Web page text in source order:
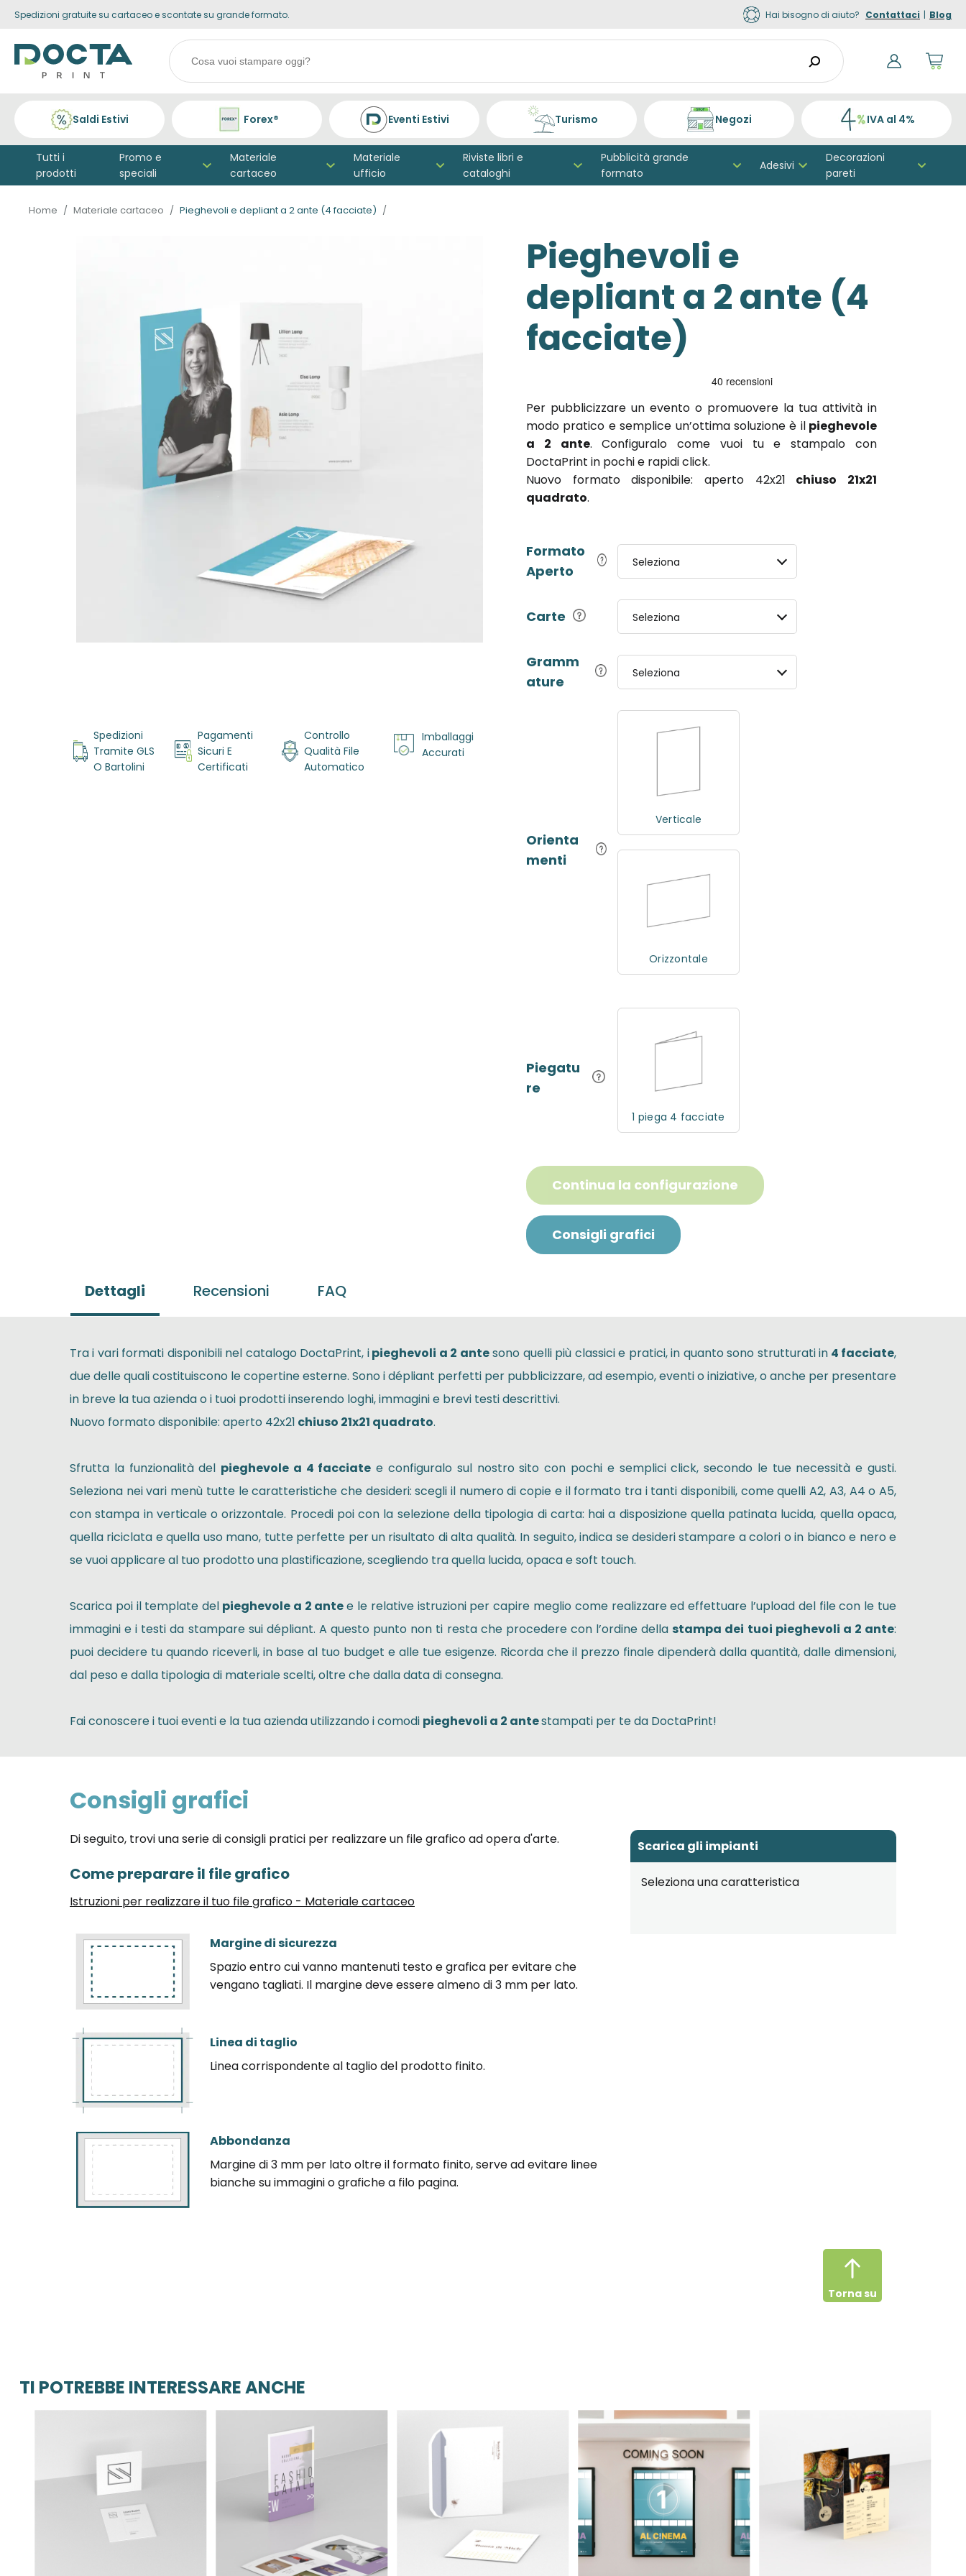
Skip to
Spedizioni gratuite su cartaceo e scontate su grande formato. Hai bisogno di aiuto? Contattaci | Blog
Search
products
in
cart
Saldi Estivi Forex® Eventi Estivi Turismo Negozi IVA al 4%
Tutti i
prodotti
Promo e
speciali
Materiale
cartaceo
Materiale
ufficio
Riviste libri e
cataloghi
Pubblicità grande
formato
Adesivi
Decorazioni
pareti
Home Materiale cartaceo Pieghevoli e depliant a 2 ante (4 facciate)
Pieghevoli e
depliant a 2 ante (4
facciate)
galleria di
immagini
Spedizioni
Tramite GLS
O Bartolini
Pagamenti
Sicuri E
Certificati
Controllo
Qualità File
Automatico
Imballaggi
Accurati
Per pubblicizzare un evento o promuovere la tua attività in
modo pratico e semplice un’ottima soluzione è ilpieghevole
a 2 ante. Configuralo come vuoi tu e stampalo con
DoctaPrint in pochi e rapidi click.
Nuovo formato disponibile: aperto 42x21 chiuso 21x21
quadrato.
Formato
Aperto
Seleziona
Carte Seleziona
Gramm
ature
Seleziona
Orienta
menti
Verticale
Orizzontale
Piegatu
re
1 piega 4 facciate
Continua la configurazione
Consigli grafici
Dettagli
Tra i vari formati disponibili nel catalogo DoctaPrint, ipieghevoli a 2 antesono quelli più classici e pratici, in quanto sono strutturati in 4 facciate,
due delle quali costituiscono le copertine esterne. Sono i dépliant perfetti per pubblicizzare, ad esempio, eventi o iniziative, o anche per presentare
in breve la tua azienda o i tuoi prodotti inserendo loghi, immagini e brevi testi descrittivi.
Nuovo formato disponibile: aperto 42x21 chiuso 21x21 quadrato.
Sfrutta la funzionalità del pieghevole a 4 facciate e configuralo sul nostro sito con pochi e semplici click, secondo le tue necessità e gusti.
Seleziona nei vari menù tutte le caratteristiche che desideri: scegli il numero di copie e il formato tra i tanti disponibili, come quelli A2, A3, A4 o A5,
con stampa in verticale o orizzontale. Procedi poi con la selezione della tipologia di carta: hai a disposizione quella patinata lucida, quella opaca,
quella riciclata e quella uso mano, tutte perfette per un risultato di alta qualità. In seguito, indica se desideri stampare a colori o in bianco e nero e
se vuoi applicare al tuo prodotto una plastificazione, scegliendo tra quella lucida, opaca e soft touch.
Scarica poi il template del pieghevole a 2 antee le relative istruzioni per capire meglio come realizzare ed effettuare l’upload del file con le tue
immagini e i testi da stampare sui dépliant. A questo punto non ti resta che procedere con l’ordine dellastampa dei tuoi pieghevoli a 2 ante:
puoi decidere tu quando riceverli, in base al tuo budget e alle tue esigenze. Ricorda che il prezzo finale dipenderà dalla quantità, dalle dimensioni,
dal peso e dalla tipologia di materiale scelti, oltre che dalla data di consegna.
Fai conoscere i tuoi eventi e la tua azienda utilizzando i comodi pieghevoli a 2 antestampati per te da DoctaPrint!
Recensioni FAQ
Consigli grafici
Di seguito, trovi una serie di consigli pratici per realizzare un file grafico ad opera d'arte.
Come preparare il file grafico
Istruzioni per realizzare il tuo file grafico - Materiale cartaceo
Margine di sicurezza
Spazio entro cui vanno mantenuti testo e grafica per evitare che
vengano tagliati. Il margine deve essere almeno di 3 mm per lato.
Linea di taglio
Linea corrispondente al taglio del prodotto finito.
Abbondanza
Margine di 3 mm per lato oltre il formato finito, serve ad evitare linee
bianche su immagini o grafiche a filo pagina.
Scarica gli impianti
Seleziona una caratteristica
Torna su
TI POTREBBE INTERESSARE ANCHE